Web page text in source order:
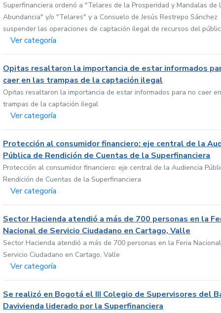
Superfinanciera ordenó a "Telares de la Prosperidad y Mandalas de
Abundancia" y/o "Telares" y a Consuelo de Jesús Restrepo Sánchez
suspender las operaciones de captación ilegal de recursos del
Ver categoría
Opitas resaltaron la importancia de estar informados
caer en las trampas de la captación ilegal
Opitas resaltaron la importancia de estar informados para no caer
trampas de la captación ilegal
Ver categoría
Protección al consumidor financiero: eje central de la
Pública de Rendición de Cuentas de la Superfinanciera
Protección al consumidor financiero: eje central de la Audiencia
Rendición de Cuentas de la Superfinanciera
Ver categoría
Sector Hacienda atendió a más de 700 personas en la
Nacional de Servicio Ciudadano en Cartago, Valle
Sector Hacienda atendió a más de 700 personas en la Feria
Servicio Ciudadano en Cartago, Valle
Ver categoría
Se realizó en Bogotá el III Colegio de Supervisores del
Davivienda liderado por la Superfinanciera